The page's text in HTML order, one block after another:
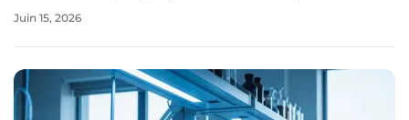
industrielle. Cette évolution majeure impose aux dirigeants
Juin 15, 2026